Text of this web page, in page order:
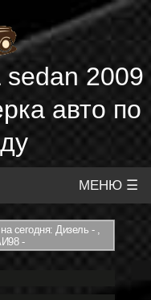
sedan 2009
авто по
МЕНЮ ☰
сегодня: Дизель - ,
-